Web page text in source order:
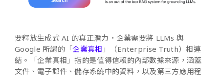
要釋放生成式 AI 的真正潛力，企業需要將 LLMs 與
Google 所謂的「企業真相 」（Enterprise Truth）相連
結。「企業真相」指的是值得信賴的內部數據來源，涵蓋
文件、電子郵件、儲存系統中的資料，以及第三方應用程